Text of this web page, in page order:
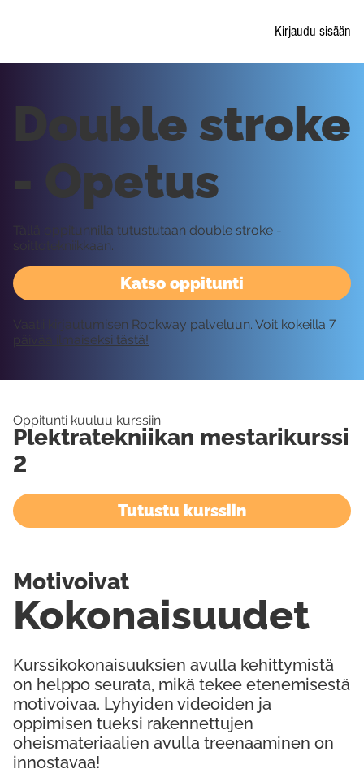
Kirjaudu sisään
Katso oppitunti
Double stroke
- Opetus
Tällä oppitunnilla tutustutaan double stroke -
soittotekniikkaan.
Vaatii kirjautumisen Rockway palveluun. Voit kokeilla 7
päivää ilmaiseksi tästä!
Oppitunti kuuluu kurssiin
Plektratekniikan mestarikurssi
2
Tutustu kurssiin
Kurssikokonaisuuksien avulla kehittymistä
on helppo seurata, mikä tekee etenemisestä
motivoivaa. Lyhyiden videoiden ja
oppimisen tueksi rakennettujen
oheismateriaalien avulla treenaaminen on
innostavaa!
Kokonaisuudet
Motivoivat